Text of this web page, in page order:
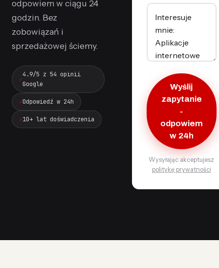
odpowiem w ciągu 24
godzin. Bez
zobowiązań i
sprzedażowej ściemy.
4.9/5 z 54 opinii
Google
Odpowiedź w 24h
10+ lat doświadczenia
Wyślij
zapytanie
-
odpowiem
w 24h
Wysyłając akceptujesz
politykę prywatności